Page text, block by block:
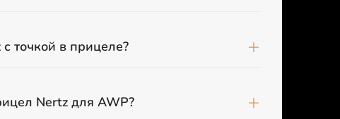
точкой в прицеле?
Nertz для AWP?